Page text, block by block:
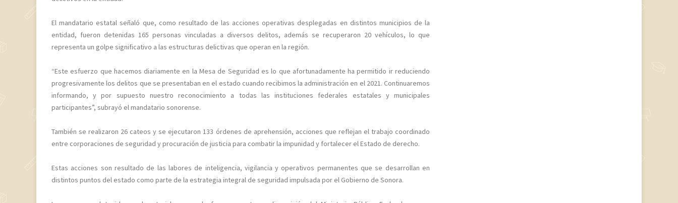
El mandatario estatal señaló que, como resultado de las acciones operativas desplegadas en distintos municipios de la
entidad, fueron detenidas 165 personas vinculadas a diversos delitos, además se recuperaron 20 vehículos, lo que
representa un golpe significativo a las estructuras delictivas que operan en la región.
“Este esfuerzo que hacemos diariamente en la Mesa de Seguridad es lo que afortunadamente ha permitido ir reduciendo
progresivamente los delitos que se presentaban en el estado cuando recibimos la administración en el 2021. Continuaremos
informando, y por supuesto nuestro reconocimiento a todas las instituciones federales estatales y municipales
participantes”, subrayó el mandatario sonorense.
También se realizaron 26 cateos y se ejecutaron 133 órdenes de aprehensión, acciones que reflejan el trabajo coordinado
entre corporaciones de seguridad y procuración de justicia para combatir la impunidad y fortalecer el Estado de derecho.
Estas acciones son resultado de las labores de inteligencia, vigilancia y operativos permanentes que se desarrollan en
distintos puntos del estado como parte de la estrategia integral de seguridad impulsada por el Gobierno de Sonora.